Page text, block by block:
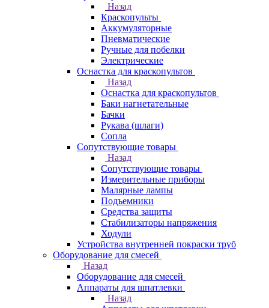
Назад
Краскопульты
Аккумуляторные
Пневматические
Ручные для побелки
Электрические
Оснастка для краскопультов
Назад
Оснастка для краскопультов
Баки нагнетательные
Бачки
Рукава (шлаги)
Сопла
Сопутствующие товары
Назад
Сопутствующие товары
Измерительные приборы
Малярные лампы
Подъемники
Средства защиты
Стабилизаторы напряжения
Ходули
Устройства внутренней покраски труб
Оборудование для смесей
Назад
Оборудование для смесей
Аппараты для шпатлевки
Назад